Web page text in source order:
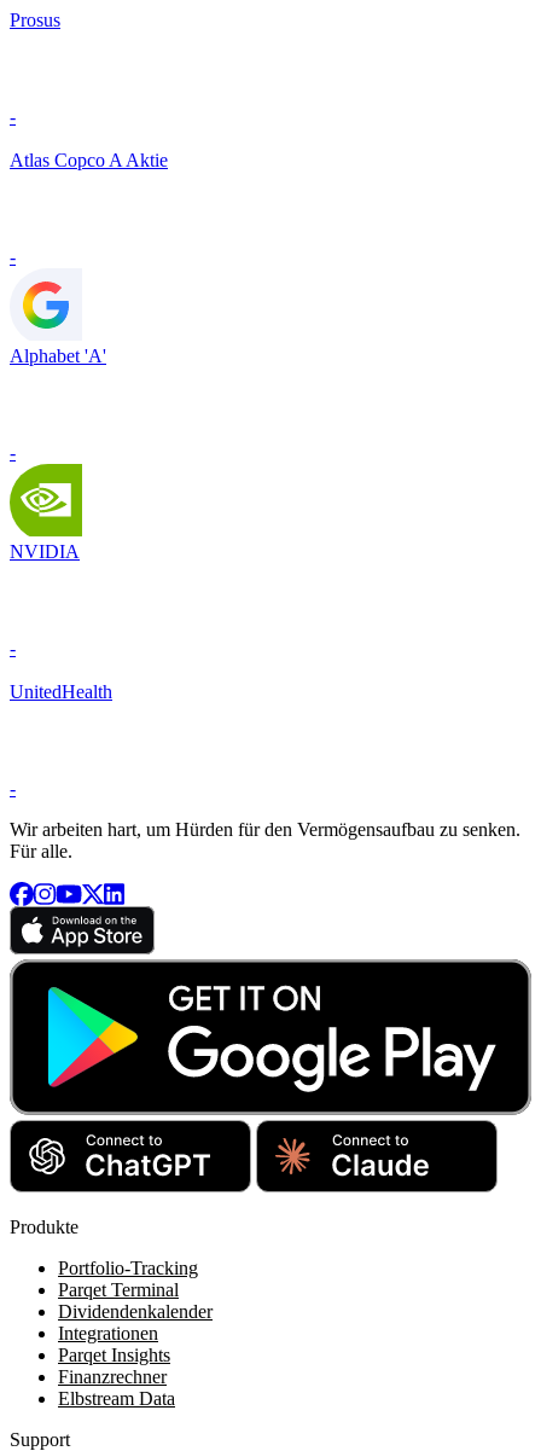
Prosus
-
Atlas Copco A Aktie
-
Alphabet 'A'
-
NVIDIA
-
UnitedHealth
-
Wir arbeiten hart, um Hürden für den Vermögensaufbau zu senken.
Für alle.
Produkte
Portfolio-Tracking
Parqet Terminal
Dividendenkalender
Integrationen
Parqet Insights
Finanzrechner
Elbstream Data
Support